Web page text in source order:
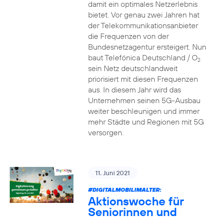
damit ein optimales Netzerlebnis
bietet. Vor genau zwei Jahren hat
der Telekommunikationsanbieter
die Frequenzen von der
Bundesnetzagentur ersteigert. Nun
baut Telefónica Deutschland / O2
sein Netz deutschlandweit
priorisiert mit diesen Frequenzen
aus. In diesem Jahr wird das
Unternehmen seinen 5G-Ausbau
weiter beschleunigen und immer
mehr Städte und Regionen mit 5G
versorgen.
11. Juni 2021
#DIGITALMOBILIMALTER:
Aktionswoche für
Seniorinnen und